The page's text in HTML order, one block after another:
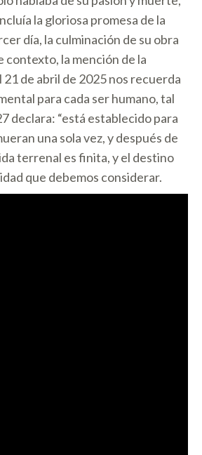
la gloriosa promesa de la
día, la culminación de su obra
contexto, la mención de la
de abril de 2025 nos recuerda
para cada ser humano, tal
declara: “está establecido para
una sola vez, y después de
terrenal es finita, y el destino
que debemos considerar.